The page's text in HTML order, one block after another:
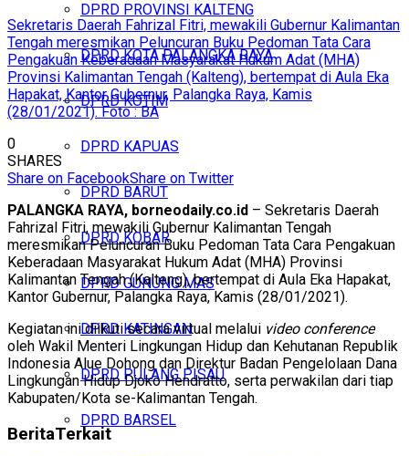
DPRD PROVINSI KALTENG
DPRD KOTA PALANGKA RAYA
DPRD KOTIM
DPRD KAPUAS
DPRD BARUT
DPRD KOBAR
DPRD GUNUNG MAS
DPRD KATINGAN
DPRD PULANG PISAU
DPRD BARSEL
Sekretaris Daerah Fahrizal Fitri, mewakili Gubernur Kalimantan
Tengah meresmikan Peluncuran Buku Pedoman Tata Cara
Pengakuan Keberadaan Masyarakat Hukum Adat (MHA)
Provinsi Kalimantan Tengah (Kalteng), bertempat di Aula Eka
Hapakat, Kantor Gubernur, Palangka Raya, Kamis
(28/01/2021). Foto : BA
0
SHARES
Share on FacebookShare on Twitter
PALANGKA RAYA, borneodaily.co.id – Sekretaris Daerah
Fahrizal Fitri, mewakili Gubernur Kalimantan Tengah
meresmikan Peluncuran Buku Pedoman Tata Cara Pengakuan
Keberadaan Masyarakat Hukum Adat (MHA) Provinsi
Kalimantan Tengah (Kalteng), bertempat di Aula Eka Hapakat,
Kantor Gubernur, Palangka Raya, Kamis (28/01/2021).
Kegiatan ini diikuti secara virtual melalui video conference
oleh Wakil Menteri Lingkungan Hidup dan Kehutanan Republik
Indonesia Alue Dohong dan Direktur Badan Pengelolaan Dana
Lingkungan Hidup Djoko Hendratto, serta perwakilan dari tiap
Kabupaten/Kota se-Kalimantan Tengah.
BeritaTerkait